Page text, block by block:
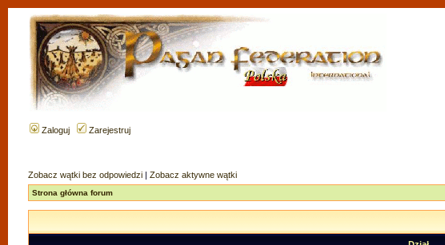
Zaloguj Zarejestruj
Zobacz wątki bez odpowiedzi | Zobacz aktywne wątki
Strona główna forum